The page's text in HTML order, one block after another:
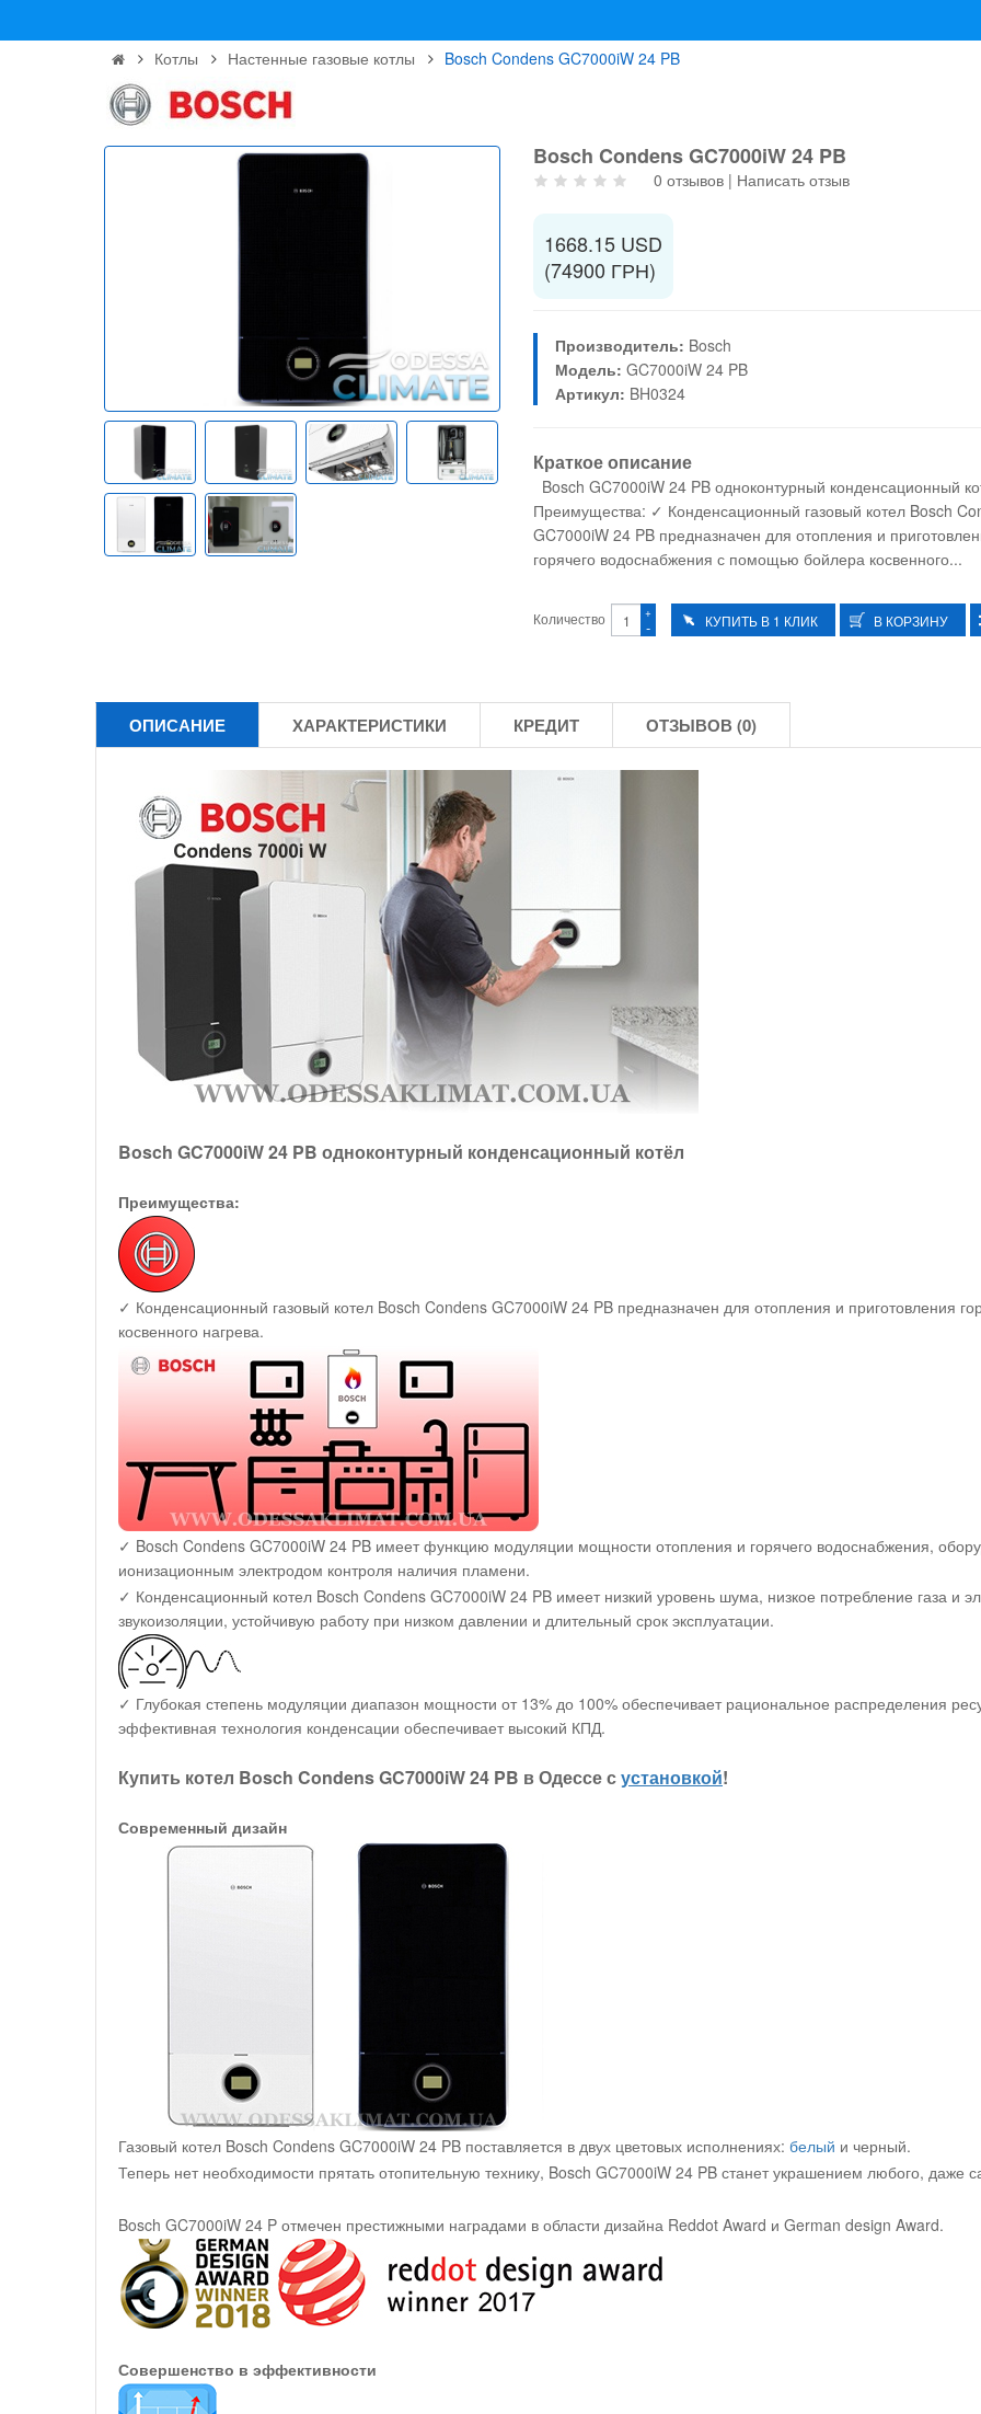
Котлы Настенные газовые котлы Bosch Condens GC7000iW 24 PB
Bosch Condens GC7000iW 24 PB
0 отзывов | Написать отзыв
1668.15 USD
(74900 ГРН)
Производитель: Bosch
Модель: GC7000iW 24 PB
Артикул: BH0324
Краткое описание
Bosch GC7000iW 24 PB одноконтурный конденсационный
Преимущества: ✓ Конденсационный газовый котел Bosch
GC7000iW 24 PB предназначен для отопления и
горячего водоснабжения с помощью бойлера косвенного...
Количество -
+
ОПИСАНИЕ ХАРАКТЕРИСТИКИ КРЕДИТ ОТЗЫВОВ (0)
Bosch GC7000iW 24 PB одноконтурный конденсационный котёл
Преимущества:
✓ Конденсационный газовый котел Bosch Condens GC7000iW 24 PB предназначен для отопления и приготовления
косвенного нагрева.
✓ Bosch Condens GC7000iW 24 PB имеет функцию модуляции мощности отопления и горячего водоснабжения,
ионизационным электродом контроля наличия пламени.
✓ Конденсационный котел Bosch Condens GC7000iW 24 PB имеет низкий уровень шума, низкое потребление газа и
звукоизоляции, устойчивую работу при низком давлении и длительный срок эксплуатации.
✓ Глубокая степень модуляции диапазон мощности от 13% до 100% обеспечивает рациональное распределения
эффективная технология конденсации обеспечивает высокий КПД.
Купить котел Bosch Condens GC7000iW 24 PB в Одессе сустановкой!
Современный дизайн
Газовый котел Bosch Condens GC7000iW 24 PB поставляется в двух цветовых исполнениях: белый и черный.
Теперь нет необходимости прятать отопительную технику, Bosch GC7000iW 24 PB станет украшением любого, даже
Bosch GC7000iW 24 P отмечен престижными наградами в области дизайна Reddot Award и German design Award.
Совершенство в эффективности